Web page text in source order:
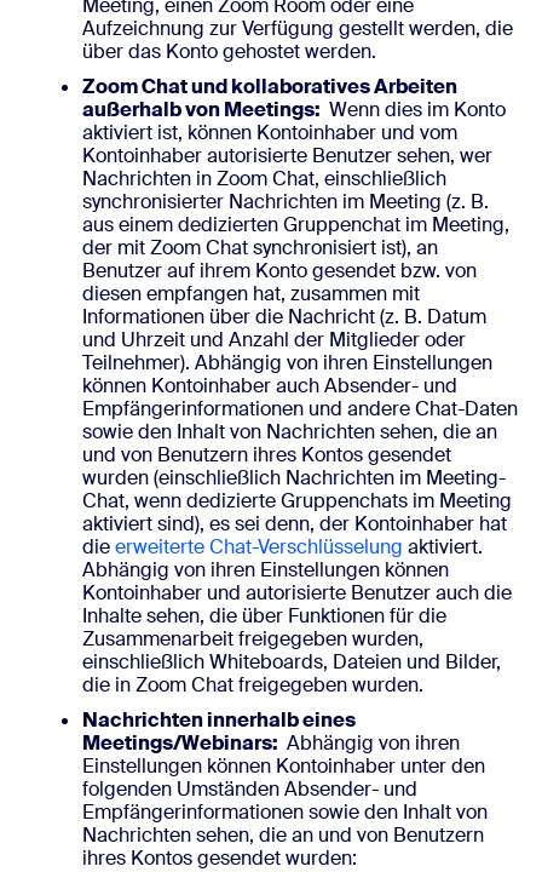
Meeting, einen Zoom Room oder eine
Aufzeichnung zur Verfügung gestellt werden, die
über das Konto gehostet werden.
Zoom Chat und kollaboratives Arbeiten
außerhalb von Meetings: Wenn dies im Konto
aktiviert ist, können Kontoinhaber und vom
Kontoinhaber autorisierte Benutzer sehen, wer
Nachrichten in Zoom Chat, einschließlich
synchronisierter Nachrichten im Meeting (z. B.
aus einem dedizierten Gruppenchat im Meeting,
der mit Zoom Chat synchronisiert ist), an
Benutzer auf ihrem Konto gesendet bzw. von
diesen empfangen hat, zusammen mit
Informationen über die Nachricht (z. B. Datum
und Uhrzeit und Anzahl der Mitglieder oder
Teilnehmer). Abhängig von ihren Einstellungen
können Kontoinhaber auch Absender- und
Empfängerinformationen und andere Chat-Daten
sowie den Inhalt von Nachrichten sehen, die an
und von Benutzern ihres Kontos gesendet
wurden (einschließlich Nachrichten im Meeting-
Chat, wenn dedizierte Gruppenchats im Meeting
aktiviert sind), es sei denn, der Kontoinhaber hat
dieerweiterte Chat-Verschlüsselung aktiviert.
Abhängig von ihren Einstellungen können
Kontoinhaber und autorisierte Benutzer auch die
Inhalte sehen, die über Funktionen für die
Zusammenarbeit freigegeben wurden,
einschließlich Whiteboards, Dateien und Bilder,
die in Zoom Chat freigegeben wurden.
Nachrichten innerhalb eines
Meetings/Webinars: Abhängig von ihren
Einstellungen können Kontoinhaber unter den
folgenden Umständen Absender- und
Empfängerinformationen sowie den Inhalt von
Nachrichten sehen, die an und von Benutzern
ihres Kontos gesendet wurden: